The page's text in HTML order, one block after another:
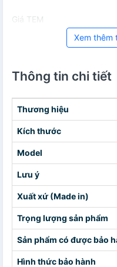
Giá TEM
Xem thêm
Thông tin chi tiết
Thương hiệu
Kích thước
Model
Lưu ý
Xuất xứ (Made in)
Trọng lượng sản phẩm
Sản phẩm có được bảo
Hình thức bảo hành